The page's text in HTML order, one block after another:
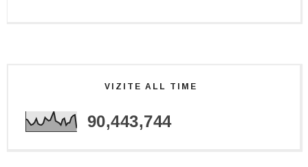
VIZITE ALL TIME
90,443,744